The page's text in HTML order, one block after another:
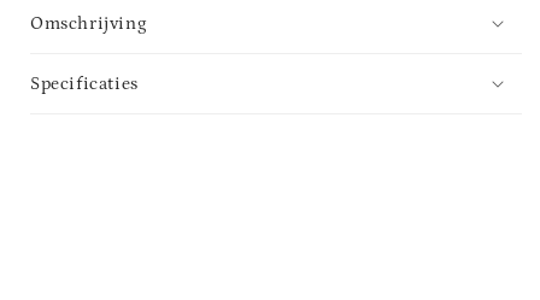
Omschrijving
Specificaties